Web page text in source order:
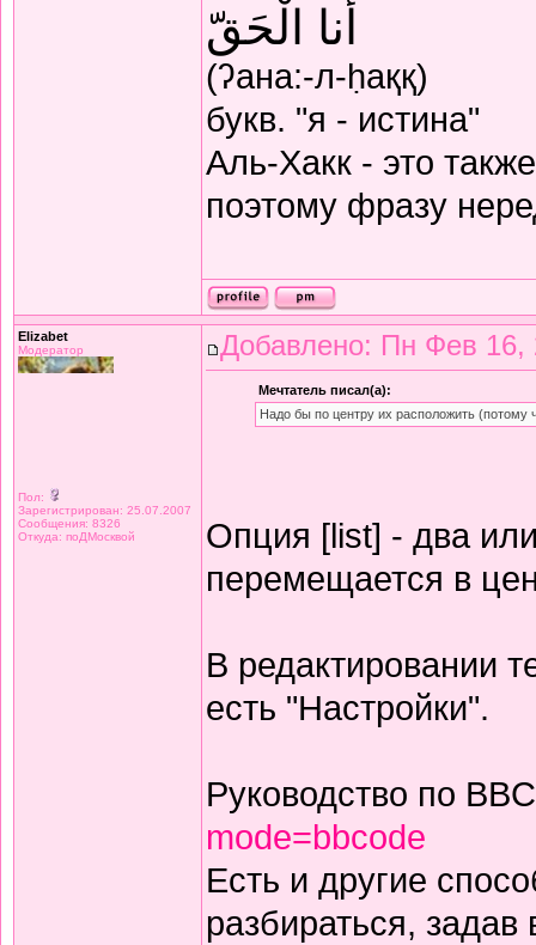
أنا الْحَقّ
(ʔана:-л-ḥаққ)
букв. "я - истина"
Аль-Хакк - это
поэтому фразу
Elizabet
Модератор
Пол:
Зарегистрирован: 25.07.2007
Сообщения: 8326
Откуда: поДМосквой
Добавлено: Пн Фев 16,
Мечтатель писал(а):
Надо бы по центру их расположить (потому
Опция [list] - два
перемещается в
В редактировании
есть "Настройки".
Руководство по
mode=bbcode
Есть и другие
разбираться,